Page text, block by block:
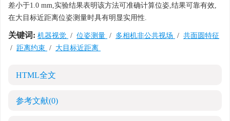
差小于1.0 mm,实验结果表明该方法可准确计算位姿,结果可靠有效,
在大目标近距离位姿测量时具有明显实用性.
关键词: 机器视觉 / 位姿测量 / 多相机非公共视场 / 共面圆特征
/ 距离约束 / 大目标近距离
HTML全文
参考文献(0)